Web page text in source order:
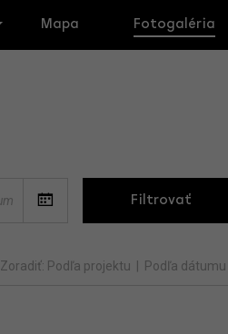
Mapa Fotogaléria
Filtrovať
Zoradiť: Podľa projektu Podľa dátumu